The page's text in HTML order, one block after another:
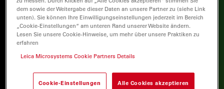
dem sowie der Weitergabe dieser Daten an unsere Partner zu (siehe Link
unten). Sie können Ihre Einwilligungseinstellungen jederzeit im Bereich
„Cookie-Einstellungen“ am unteren Rand unserer Website ändern.
Lesen Sie unsere Cookie-Hinweise, um mehr über unsere Praktiken zu
erfahren
Leica Microsystems Cookie Partners Details
Cookie-Einstellungen Alle Cookies akzeptieren